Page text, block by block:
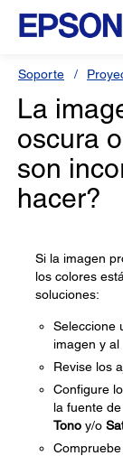
Soporte
La
oscura
son
hacer?
Si la imagen
los colores
soluciones:
Seleccione
imagen y al
Revise los
Configure
la fuente
Tono y/o